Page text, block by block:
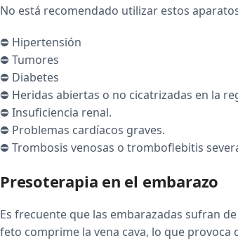
No está recomendado utilizar estos
⛔ Hipertensión
⛔ Tumores
⛔ Diabetes
⛔ Heridas abiertas o no cicatrizadas en la
⛔ Insuficiencia renal.
⛔ Problemas cardíacos graves.
⛔ Trombosis venosas o tromboflebitis
Presoterapia en el embarazo
Es frecuente que las embarazadas sufran de
feto comprime la vena cava, lo que